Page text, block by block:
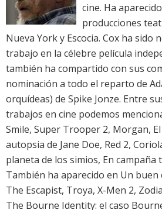
cine. Ha
producciones
Nueva York y Escocia. Cox ha sido
trabajo en la célebre película
también ha compartido con sus
nominación a todo el reparto de
orquídeas) de Spike Jonze. Entre
trabajos en cine podemos
Smile, Super Trooper 2, Morgan,
autopsia de Jane Doe, Red 2,
planeta de los simios, En campaña
También ha aparecido en Un
The Escapist, Troya, X-Men 2,
The Bourne Identity: el caso